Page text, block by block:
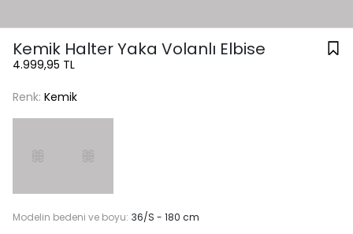
Kemik Halter Yaka Volanlı Elbise
4.999,95 TL
Renk: Kemik
Modelin bedeni ve boyu: 36/S - 180 cm